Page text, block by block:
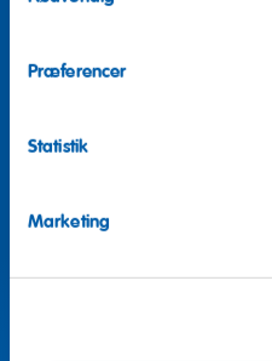
Præferencer
Statistik
Marketing